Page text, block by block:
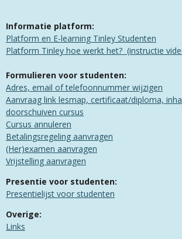
Informatie platform:
Platform en E-learning Tinley Studenten
​​Platform Tinley hoe werkt het? (instructie
Formulieren voor studenten:
Adres, email of telefoonnummer wijzigen
Aanvraag link lesmap, certificaat/diploma,
doorschuiven cursus
Cursus annuleren
Betalingsregeling aanvragen
(Her)examen aanvragen​
Vrijstelling aanvragen
Presentie voor studenten:
Presentielijst voor studenten
Overige:
Links​